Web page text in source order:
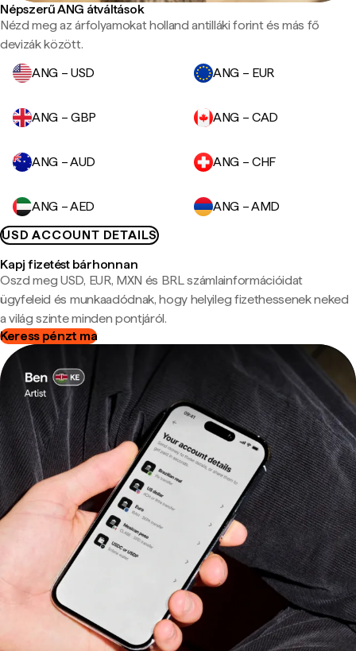
Népszerű ANG átváltások
Nézd meg az árfolyamokat holland antilláki forint és más fő
devizák között.
ANG – USD
ANG – EUR
ANG – GBP ANG – CAD
ANG – AUD ANG – CHF
ANG – AED
ANG – AMD
USD ACCOUNT DETAILS
Kapj fizetést bárhonnan
Oszd meg USD, EUR, MXN és BRL számlainformációidat
ügyfeleid és munkaadódnak, hogy helyileg fizethessenek neked
a világ szinte minden pontjáról.
Keress pénzt ma